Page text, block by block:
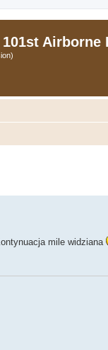
101st Airborne
mile widziana